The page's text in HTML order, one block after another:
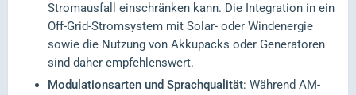
Stromausfall einschränken kann. Die Integration in ein
Off-Grid-Stromsystem mit Solar- oder Windenergie
sowie die Nutzung von Akkupacks oder Generatoren
sind daher empfehlenswert.
Modulationsarten und Sprachqualität: Während AM-